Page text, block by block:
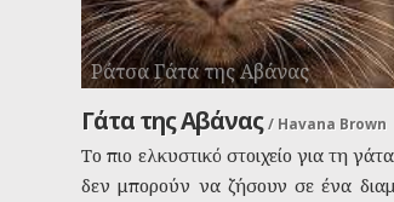
Ράτσα Γάτα της Αβάνας
Γάτα της Αβάνας / Havana Brown
Το πιο ελκυστικό στοιχείο για τη
δεν μπορούν να ζήσουν σε ένα